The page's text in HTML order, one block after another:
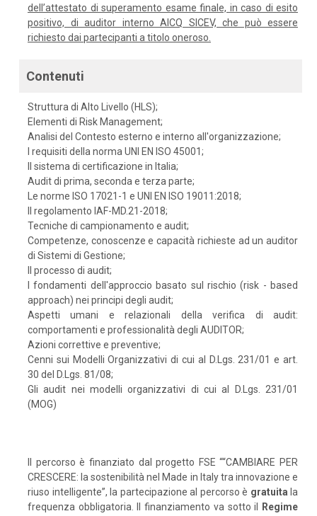
dell’attestato di superamento esame finale, in caso di esito
positivo, di auditor interno AICQ SICEV, che può essere
richiesto dai partecipanti a titolo oneroso.
Contenuti
Struttura di Alto Livello (HLS);
Elementi di Risk Management;
Analisi del Contesto esterno e interno all'organizzazione;
I requisiti della norma UNI EN ISO 45001;
Il sistema di certificazione in Italia;
Audit di prima, seconda e terza parte;
Le norme ISO 17021-1 e UNI EN ISO 19011:2018;
Il regolamento IAF-MD.21-2018;
Tecniche di campionamento e audit;
Competenze, conoscenze e capacità richieste ad un auditor
di Sistemi di Gestione;
Il processo di audit;
I fondamenti dell'approccio basato sul rischio (risk - based
approach) nei principi degli audit;
Aspetti umani e relazionali della verifica di audit:
comportamenti e professionalità degli AUDITOR;
Azioni correttive e preventive;
Cenni sui Modelli Organizzativi di cui al D.Lgs. 231/01 e art.
30 del D.Lgs. 81/08;
Gli audit nei modelli organizzativi di cui al D.Lgs. 231/01
(MOG)
Il percorso è finanziato dal progetto FSE ““CAMBIARE PER
CRESCERE: la sostenibilità nel Made in Italy tra innovazione e
riuso intelligente”, la partecipazione al percorso è gratuita la
frequenza obbligatoria. Il finanziamento va sotto il
Regime